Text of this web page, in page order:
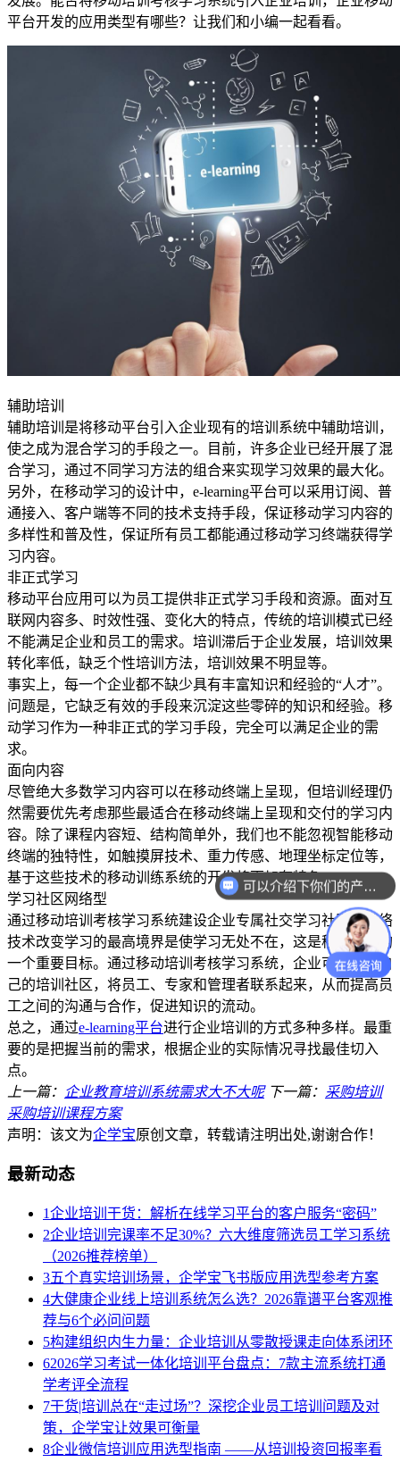
平台开发的应用类型有哪些？让我们和小编一起看看。
辅助培训
辅助培训是将移动平台引入企业现有的培训系统中辅助培训，
使之成为混合学习的手段之一。目前，许多企业已经开展了混
合学习，通过不同学习方法的组合来实现学习效果的最大化。
另外，在移动学习的设计中，e-learning平台可以采用订阅、普
通接入、客户端等不同的技术支持手段，保证移动学习内容的
多样性和普及性，保证所有员工都能通过移动学习终端获得学
习内容。
非正式学习
移动平台应用可以为员工提供非正式学习手段和资源。面对互
联网内容多、时效性强、变化大的特点，传统的培训模式已经
不能满足企业和员工的需求。培训滞后于企业发展，培训效果
转化率低，缺乏个性培训方法，培训效果不明显等。
事实上，每一个企业都不缺少具有丰富知识和经验的“人才”。
问题是，它缺乏有效的手段来沉淀这些零碎的知识和经验。移
动学习作为一种非正式的学习手段，完全可以满足企业的需
求。
面向内容
尽管绝大多数学习内容可以在移动终端上呈现，但培训经理仍
然需要优先考虑那些最适合在移动终端上呈现和交付的学习内
容。除了课程内容短、结构简单外，我们也不能忽视智能移动
终端的独特性，如触摸屏技术、重力传感、地理坐标定位等，
基于这些技术的移动训练系统的开发将更加有特色。
学习社区网络型
通过移动培训考核学习系统建设企业专属社交学习社区。网络
技术改变学习的最高境界是使学习无处不在，这是移动学习的
一个重要目标。通过移动培训考核学习系统，企业可以建立自
己的培训社区，将员工、专家和管理者联系起来，从而提高员
工之间的沟通与合作，促进知识的流动。
总之，通过e-learning平台进行企业培训的方式多种多样。最重
要的是把握当前的需求，根据企业的实际情况寻找最佳切入
点。
上一篇： 企业教育培训系统需求大不大呢 下一篇： 采购培训
采购培训课程方案
声明：该文为企学宝原创文章，转载请注明出处,谢谢合作！
最新动态
1企业培训干货：解析在线学习平台的客户服务“密码”
2企业培训完课率不足30%？六大维度筛选员工学习系统
（2026推荐榜单）
3五个真实培训场景，企学宝飞书版应用选型参考方案
4大健康企业线上培训系统怎么选？2026靠谱平台客观推
荐与6个必问问题
5构建组织内生力量：企业培训从零散授课走向体系闭环
62026学习考试一体化培训平台盘点：7款主流系统打通
学考评全流程
7干货|培训总在“走过场”？深挖企业员工培训问题及对
策，企学宝让效果可衡量
8企业微信培训应用选型指南 ——从培训投资回报率看
可以介绍下你们的产品么？